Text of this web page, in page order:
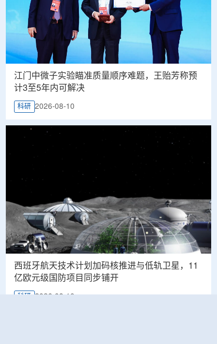
江门中微子实验瞄准质量顺序难题，王贻芳称预
计3至5年内可解决
科研 2026-08-10
西班牙航天技术计划加码核推进与低轨卫星，11
亿欧元级国防项目同步铺开
科研 2026-08-10